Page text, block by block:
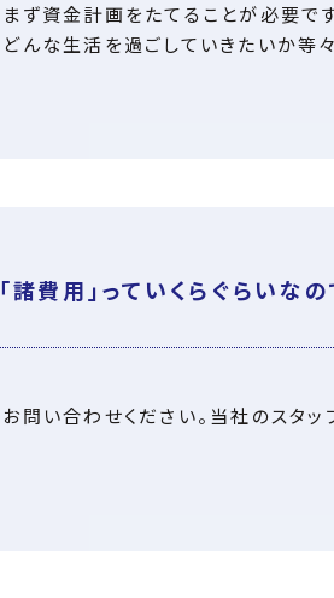
まず資金計画をたてることが必要で
どんな生活を過ごしていきたいか等
「諸費用」っていくらぐらいなの
お問い合わせください。当社のスタッ